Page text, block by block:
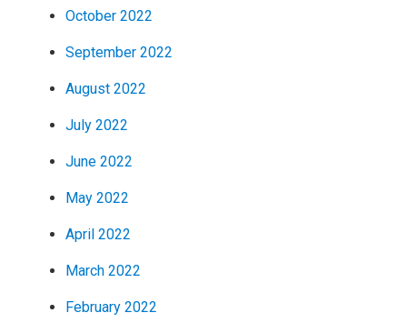
October 2022
September 2022
August 2022
July 2022
June 2022
May 2022
April 2022
March 2022
February 2022